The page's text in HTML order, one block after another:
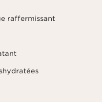
raffermissant